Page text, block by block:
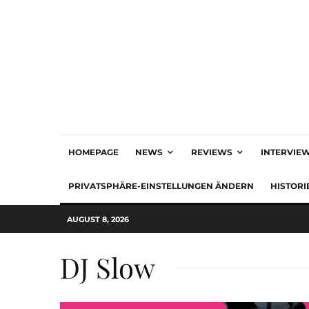
HOMEPAGE NEWS REVIEWS
PRIVATSPHÄRE-EINSTELLUNGEN ÄNDERN
AUGUST 8, 2026
DJ Slow